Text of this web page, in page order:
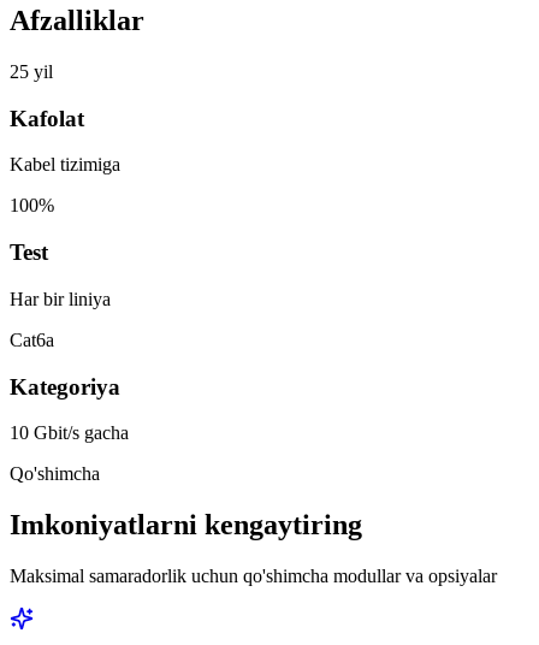
Afzalliklar
25 yil
Kafolat
Kabel tizimiga
100%
Test
Har bir liniya
Cat6a
Kategoriya
10 Gbit/s gacha
Qo'shimcha
Imkoniyatlarni kengaytiring
Maksimal samaradorlik uchun qo'shimcha modullar va opsiyalar